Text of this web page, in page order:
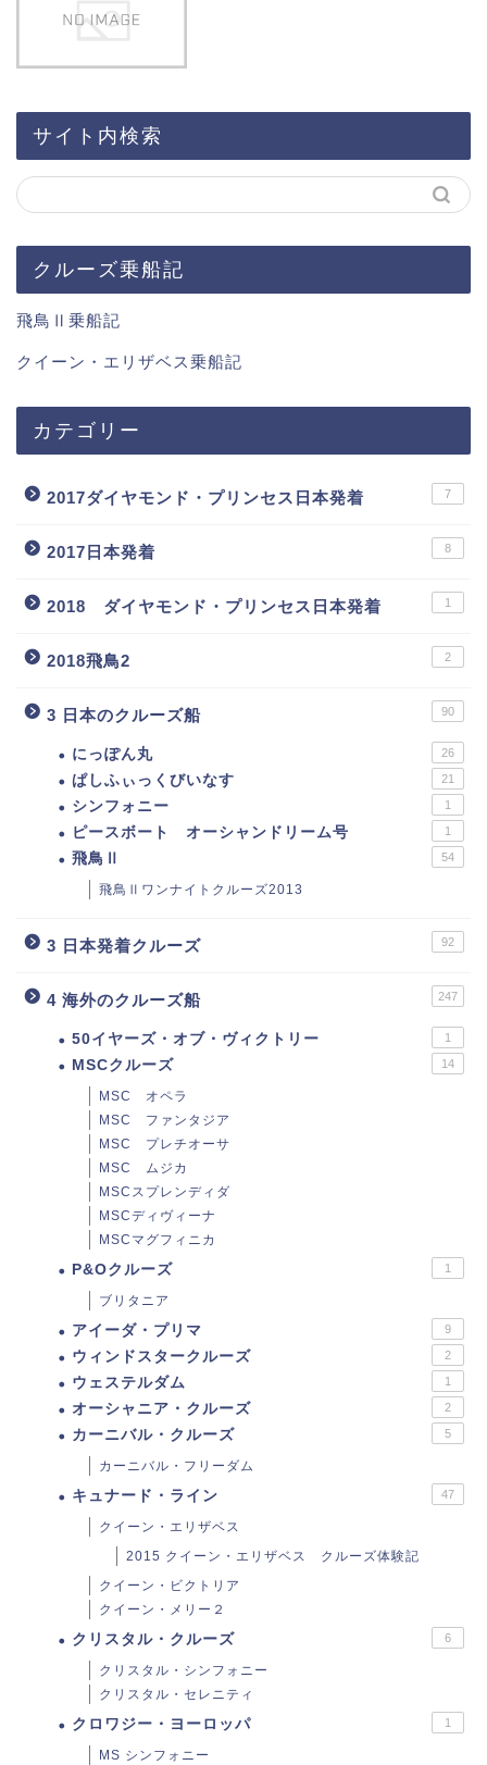
サイト内検索
クルーズ乗船記
飛鳥Ⅱ乗船記
クイーン・エリザベス乗船記
カテゴリー
2017ダイヤモンド・プリンセス日本発着 7
2017日本発着 8
2018 ダイヤモンド・プリンセス日本発着 1
2018飛鳥2 2
3 日本のクルーズ船 90
にっぽん丸 26
ぱしふぃっくびいなす 21
シンフォニー 1
ピースボート オーシャンドリーム号 1
飛鳥Ⅱ 54
飛鳥Ⅱワンナイトクルーズ2013
3 日本発着クルーズ 92
4 海外のクルーズ船 247
50イヤーズ・オブ・ヴィクトリー 1
MSCクルーズ 14
MSC オペラ
MSC ファンタジア
MSC プレチオーサ
MSC ムジカ
MSCスプレンディダ
MSCディヴィーナ
MSCマグフィニカ
P&Oクルーズ 1
ブリタニア
アイーダ・プリマ 9
ウィンドスタークルーズ 2
ウェステルダム 1
オーシャニア・クルーズ 2
カーニバル・クルーズ 5
カーニバル・フリーダム
キュナード・ライン 47
クイーン・エリザベス
2015 クイーン・エリザベス クルーズ体験記
クイーン・ビクトリア
クイーン・メリー２
クリスタル・クルーズ 6
クリスタル・シンフォニー
クリスタル・セレニティ
クロワジー・ヨーロッパ 1
MS シンフォニー